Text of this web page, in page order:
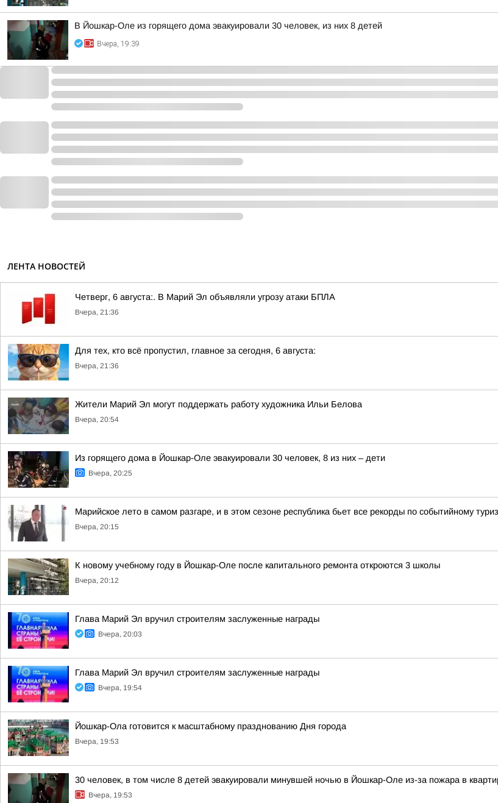
В Йошкар-Оле из горящего дома эвакуировали 30 человек, из них 8 детей
Вчера, 19:39
ЛЕНТА НОВОСТЕЙ
Четверг, 6 августа:. В Марий Эл объявляли угрозу атаки БПЛА
Вчера, 21:36
Для тех, кто всё пропустил, главное за сегодня, 6 августа:
Вчера, 21:36
Жители Марий Эл могут поддержать работу художника Ильи Белова
Вчера, 20:54
Из горящего дома в Йошкар-Оле эвакуировали 30 человек, 8 из них – дети
Вчера, 20:25
Марийское лето в самом разгаре, и в этом сезоне республика бьет все рекорды по событийному
Вчера, 20:15
К новому учебному году в Йошкар-Оле после капитального ремонта откроются 3 школы
Вчера, 20:12
Глава Марий Эл вручил строителям заслуженные награды
Вчера, 20:03
Глава Марий Эл вручил строителям заслуженные награды
Вчера, 19:54
Йошкар-Ола готовится к масштабному празднованию Дня города
Вчера, 19:53
30 человек, в том числе 8 детей эвакуировали минувшей ночью в Йошкар-Оле из-за пожара в
Вчера, 19:53